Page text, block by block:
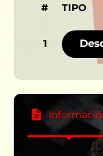
# TIPO
1